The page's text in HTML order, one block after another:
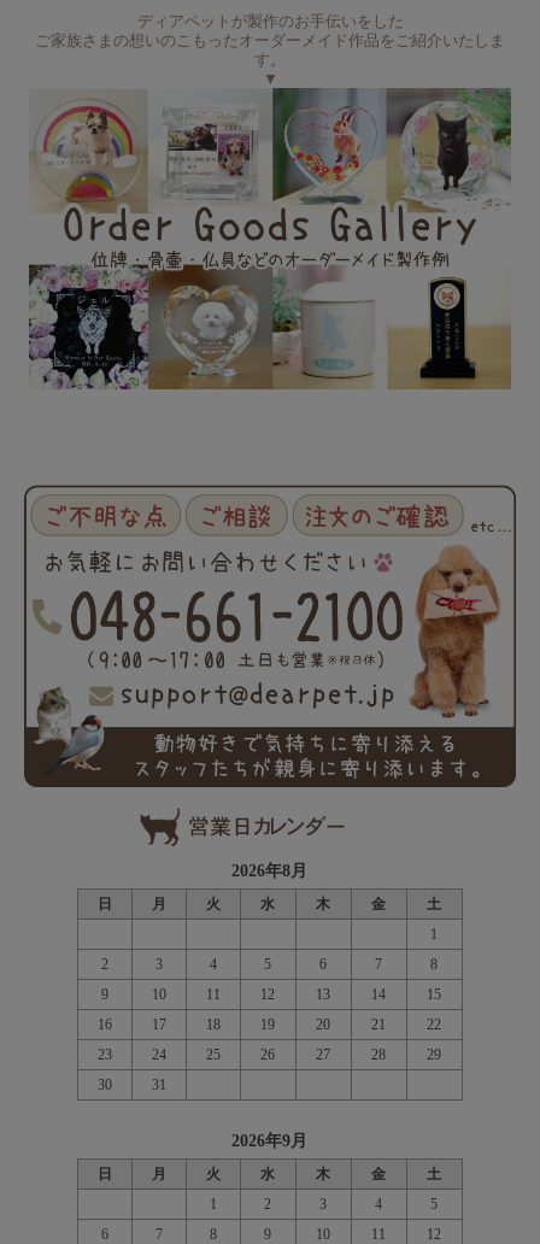
ディアペットが製作のお手伝いをした
ご家族さまの想いのこもったオーダーメイド作品をご紹介いたしま
す。
▼